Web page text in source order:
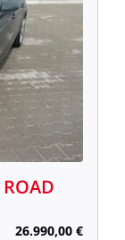
ROAD
26.990,00 €